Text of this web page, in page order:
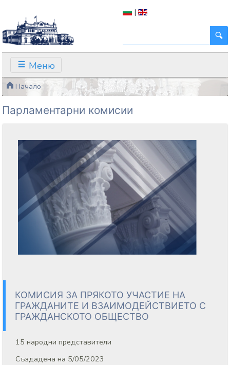
|
Меню
Начало
Парламентарни комисии
КОМИСИЯ ЗА ПРЯКОТО УЧАСТИЕ НА
ГРАЖДАНИТЕ И ВЗАИМОДЕЙСТВИЕТО С
ГРАЖДАНСКОТО ОБЩЕСТВО
15 народни представители
Създадена на 5/05/2023